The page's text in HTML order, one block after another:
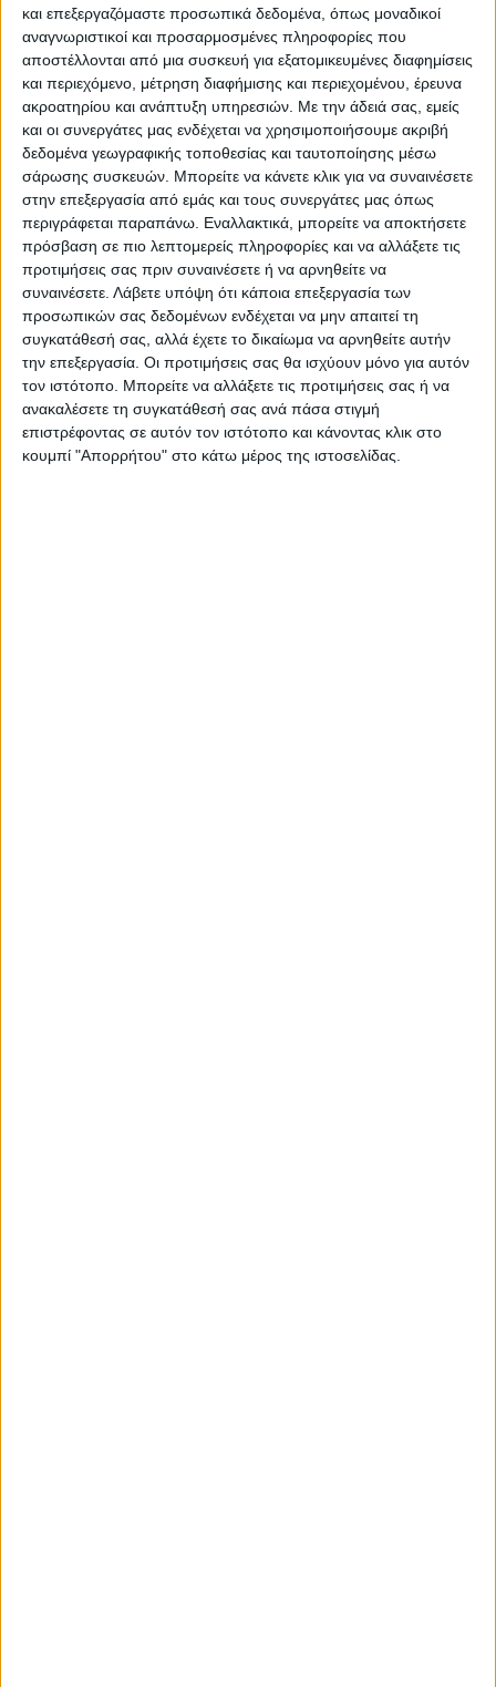
και επεξεργαζόμαστε προσωπικά δεδομένα, όπως μοναδικοί
αναγνωριστικοί και προσαρμοσμένες πληροφορίες που
αποστέλλονται από μια συσκευή για εξατομικευμένες διαφημίσεις
και περιεχόμενο, μέτρηση διαφήμισης και περιεχομένου, έρευνα
ακροατηρίου και ανάπτυξη υπηρεσιών. Με την άδειά σας, εμείς
και οι συνεργάτες μας ενδέχεται να χρησιμοποιήσουμε ακριβή
δεδομένα γεωγραφικής τοποθεσίας και ταυτοποίησης μέσω
σάρωσης συσκευών. Μπορείτε να κάνετε κλικ για να συναινέσετε
στην επεξεργασία από εμάς και τους συνεργάτες μας όπως
περιγράφεται παραπάνω. Εναλλακτικά, μπορείτε να αποκτήσετε
πρόσβαση σε πιο λεπτομερείς πληροφορίες και να αλλάξετε τις
προτιμήσεις σας πριν συναινέσετε ή να αρνηθείτε να
συναινέσετε. Λάβετε υπόψη ότι κάποια επεξεργασία των
προσωπικών σας δεδομένων ενδέχεται να μην απαιτεί τη
συγκατάθεσή σας, αλλά έχετε το δικαίωμα να αρνηθείτε αυτήν
την επεξεργασία. Οι προτιμήσεις σας θα ισχύουν μόνο για αυτόν
τον ιστότοπο. Μπορείτε να αλλάξετε τις προτιμήσεις σας ή να
ανακαλέσετε τη συγκατάθεσή σας ανά πάσα στιγμή
επιστρέφοντας σε αυτόν τον ιστότοπο και κάνοντας κλικ στο
κουμπί "Απορρήτου" στο κάτω μέρος της ιστοσελίδας.
Τελευταίες Ειδήσεις Σήμερα